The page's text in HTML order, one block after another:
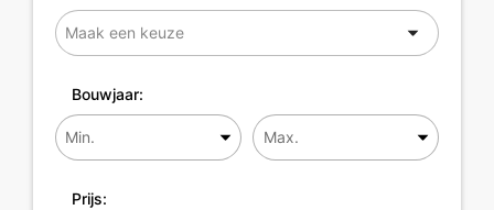
Bouwjaar:
Prijs: